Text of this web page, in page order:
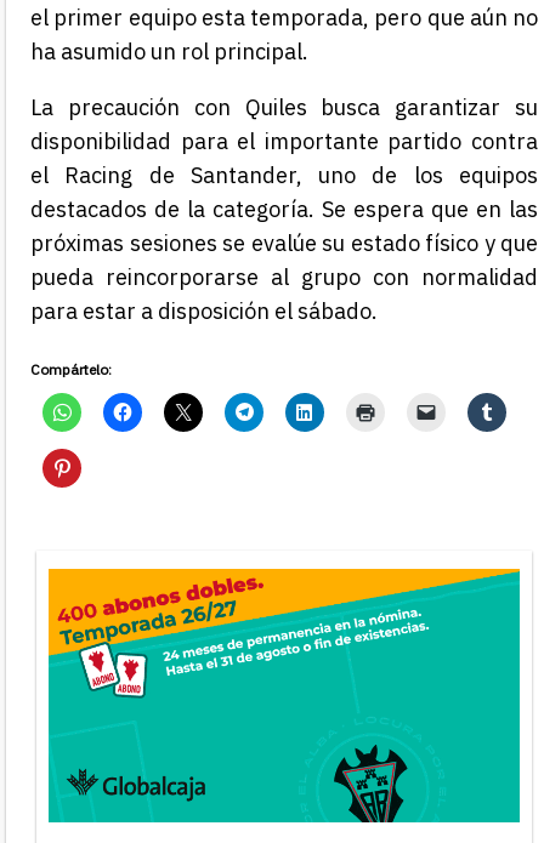
el primer equipo esta temporada, pero que aún no
ha asumido un rol principal.
La precaución con Quiles busca garantizar su
disponibilidad para el importante partido contra
el Racing de Santander, uno de los equipos
destacados de la categoría. Se espera que en las
próximas sesiones se evalúe su estado físico y que
pueda reincorporarse al grupo con normalidad
para estar a disposición el sábado.
Compártelo: